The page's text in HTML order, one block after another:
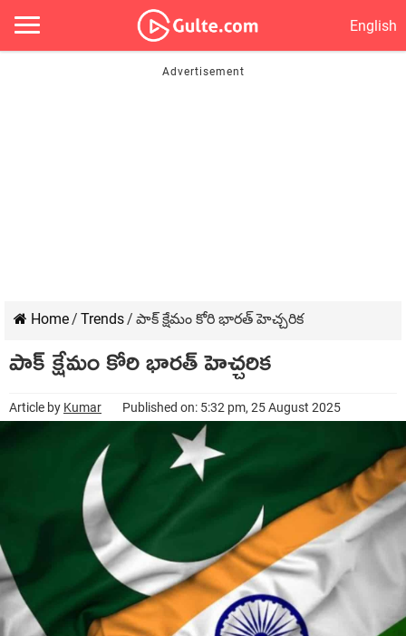
English
Home/ Trends/ పాక్ క్షేమం కోరి భారత్ హెచ్చరిక
పాక్ క్షేమం కోరి భారత్ హెచ్చరిక
Article by Kumar Published on: 5:32 pm, 25 August 2025